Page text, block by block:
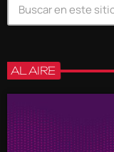
AL AIRE